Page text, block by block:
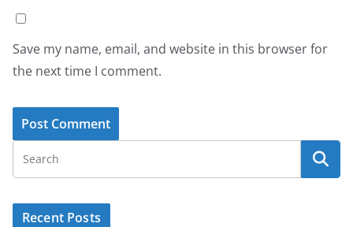
Save my name, email, and website in this browser for
the next time I comment.
Recent Posts